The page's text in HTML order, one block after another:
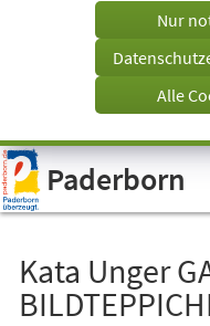
Visuelle
Assistenzsoftware
öffnen.
Nur
Alle
Paderborn
Kata Unger